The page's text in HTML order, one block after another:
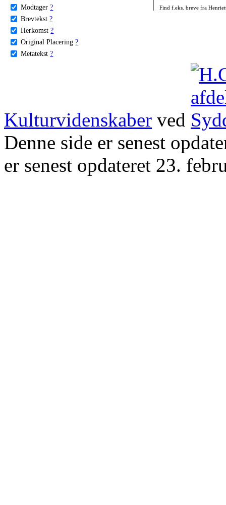
Modtager ?
Brevtekst ?
Herkomst ?
Original Placering ?
Metatekst ?
Find f.eks. breve fra
Kulturvidenskaber ved
Denne side er senest
er senest opdateret 23.